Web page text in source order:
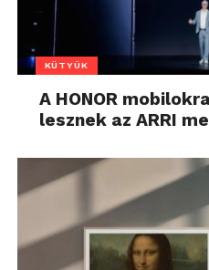
KÜTYÜK
A HONOR
lesznek az ARRI